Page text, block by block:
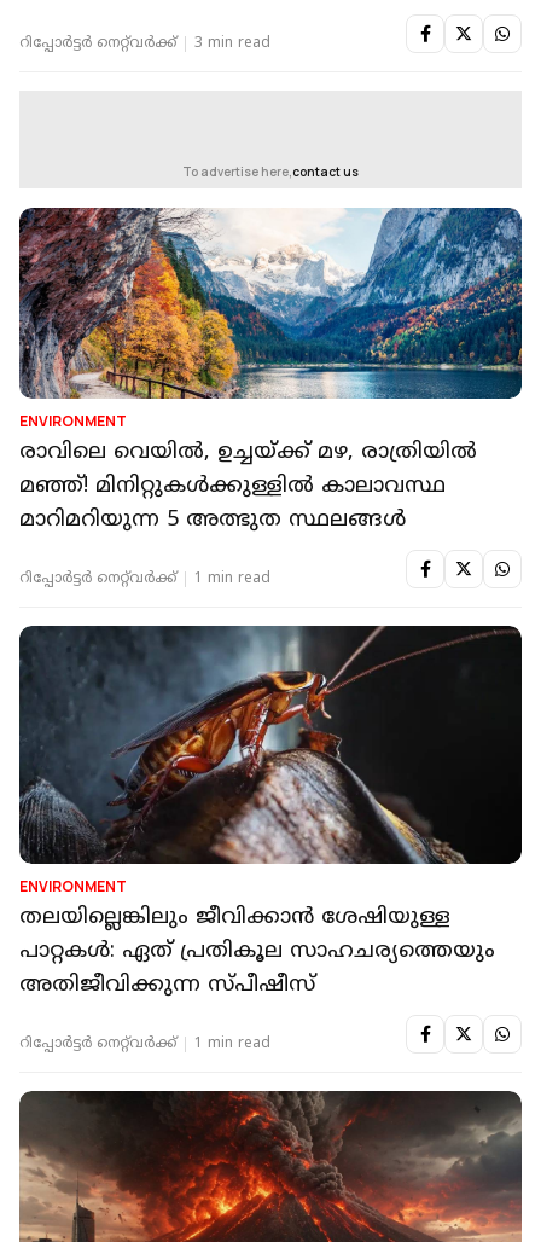
റിപ്പോർട്ടർ നെറ്റ്‌വര്‍ക്ക്‌ 3 min read
To advertise here, contact us
ENVIRONMENT
രാവിലെ വെയിൽ, ഉച്ചയ്ക്ക് മഴ, രാത്രിയിൽ
മഞ്ഞ്! മിനിറ്റുകൾക്കുള്ളിൽ കാലാവസ്ഥ
മാറിമറിയുന്ന 5 അത്ഭുത സ്ഥലങ്ങള്‍
റിപ്പോർട്ടർ നെറ്റ്‌വര്‍ക്ക്‌ 1 min read
ENVIRONMENT
തലയില്ലെങ്കിലും ജീവിക്കാൻ ശേഷിയുള്ള
പാറ്റകൾ: ഏത് പ്രതികൂല സാഹചര്യത്തെയും
അതിജീവിക്കുന്ന സ്പീഷീസ്
റിപ്പോർട്ടർ നെറ്റ്‌വര്‍ക്ക്‌ 1 min read